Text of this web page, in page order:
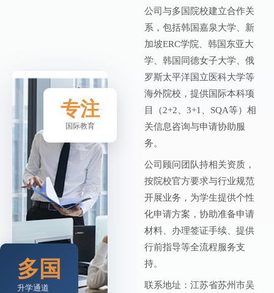
专注
国际教育
多国
升学通道
公司与多国院校建立合作关
系，包括韩国嘉泉大学、新
加坡ERC学院、韩国东亚大
学、韩国同德女子大学、俄
罗斯太平洋国立医科大学等
海外院校，提供国际本科项
目（2+2、3+1、SQA等）相
关信息咨询与申请协助服
务。
公司顾问团队持相关资质，
按院校官方要求与行业规范
开展业务，为学生提供个性
化申请方案，协助准备申请
材料、办理签证手续、提供
行前指导等全流程服务支
持。
联系地址：江苏省苏州市吴